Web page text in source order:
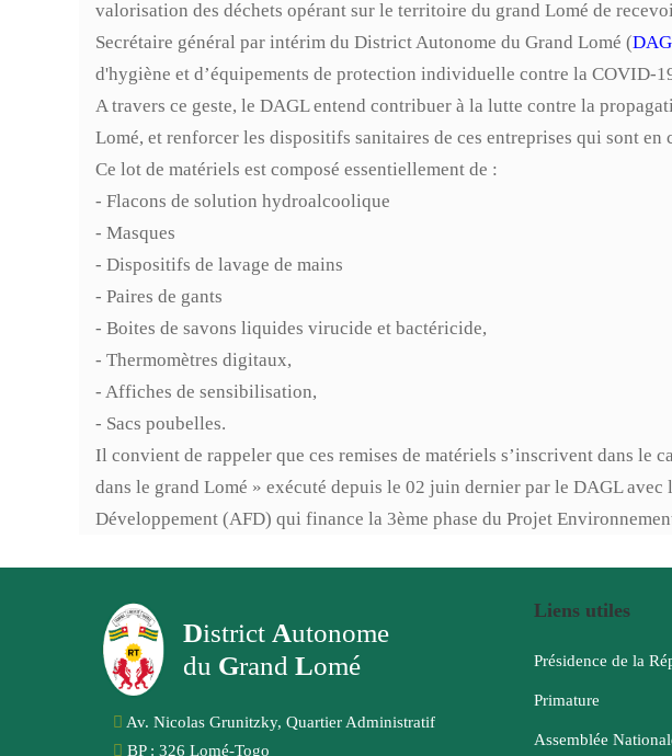
valorisation des déchets opérant sur le territoire du grand Lomé de
Secrétaire général par intérim du District Autonome du Grand Lomé (
d'hygiène et d’équipements de protection individuelle contre la COVID-
A travers ce geste, le DAGL entend contribuer à la lutte contre la
Lomé, et renforcer les dispositifs sanitaires de ces entreprises qui sont en
Ce lot de matériels est composé essentiellement de :
- Flacons de solution hydroalcoolique
- Masques
- Dispositifs de lavage de mains
- Paires de gants
- Boites de savons liquides virucide et bactéricide,
- Thermomètres digitaux,
- Affiches de sensibilisation,
- Sacs poubelles.
Il convient de rappeler que ces remises de matériels s’inscrivent dans le
dans le grand Lomé » exécuté depuis le 02 juin dernier par le DAGL avec
Développement (AFD) qui finance la 3ème phase du Projet
District Autonome
du Grand Lomé
Av. Nicolas Grunitzky, Quartier Administratif
BP : 326 Lomé-Togo
Liens utiles
Présidence de la
Primature
Assemblée